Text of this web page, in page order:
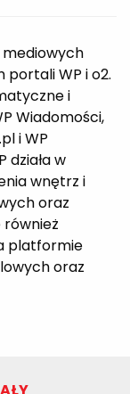
mediowych
WP i o2.
i
Wiadomości,
i WP
działa w
wnętrz i
oraz
platformie
oraz